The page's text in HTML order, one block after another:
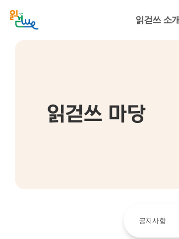
읽걷쓰 소개
읽걷쓰 마당
공지사항